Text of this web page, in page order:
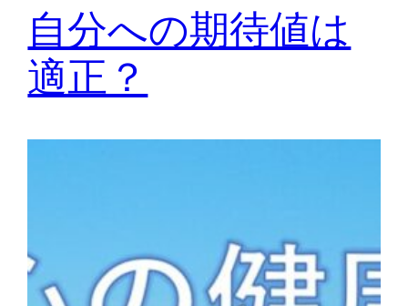
自分への期待値は
適正？